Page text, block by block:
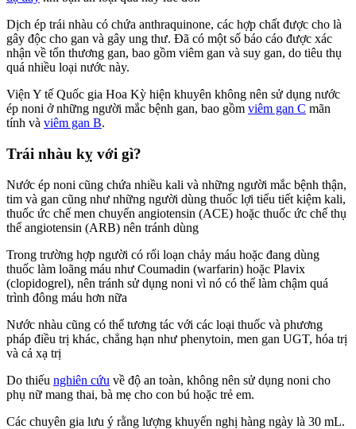
Dịch ép trái nhàu có chứa anthraquinone, các hợp chất được cho là
gây độc cho gan và gây ung thư. Đã có một số báo cáo được xác
nhận về tổn thương gan, bao gồm viêm gan và suy gan, do tiêu thụ
quá nhiều loại nước này.
Viện Y tế Quốc gia Hoa Kỳ hiện khuyên không nên sử dụng nước
ép noni ở những người mắc bệnh gan, bao gồm viêm gan C mãn
tính và viêm gan B.
Trái nhàu kỵ với gì?
Nước ép noni cũng chứa nhiều kali và những người mắc bệnh thận,
tim và gan cũng như những người dùng thuốc lợi tiểu tiết kiệm kali,
thuốc ức chế men chuyển angiotensin (ACE) hoặc thuốc ức chế thụ
thể angiotensin (ARB) nên tránh dùng
Trong trường hợp người có rối loạn chảy máu hoặc đang dùng
thuốc làm loãng máu như Coumadin (warfarin) hoặc Plavix
(clopidogrel), nên tránh sử dụng noni vì nó có thể làm chậm quá
trình đông máu hơn nữa
Nước nhàu cũng có thể tương tác với các loại thuốc và phương
pháp điều trị khác, chẳng hạn như phenytoin, men gan UGT, hóa trị
và cả xạ trị
Do thiếu nghiên cứu về độ an toàn, không nên sử dụng noni cho
phụ nữ mang thai, bà mẹ cho con bú hoặc trẻ em.
Các chuyên gia lưu ý rằng lượng khuyến nghị hàng ngày là 30 mL.